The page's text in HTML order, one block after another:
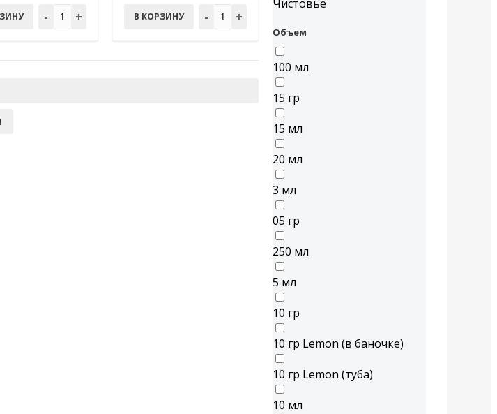
Чистовье
Объем
100 мл
15 гр
15 мл
20 мл
3 мл
05 гр
250 мл
5 мл
10 гр
10 гр Lemon (в баночке)
10 гр Lemon (туба)
10 мл
- + - +
В КОРЗИНУ